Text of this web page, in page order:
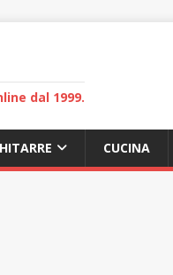
dal 1999.
CUCINA